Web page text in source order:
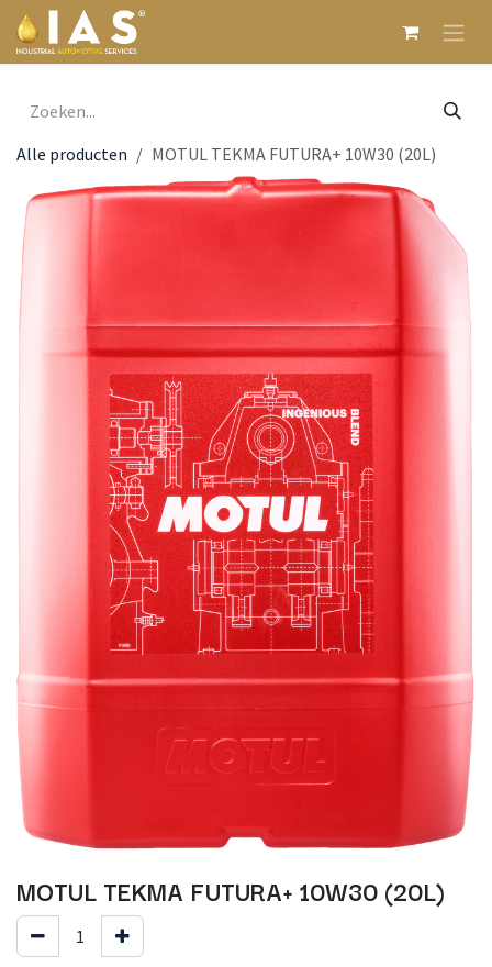
Overslaan naar inhoud
Alle producten MOTUL TEKMA FUTURA+ 10W30 (20L)
MOTUL TEKMA FUTURA+ 10W30 (20L)